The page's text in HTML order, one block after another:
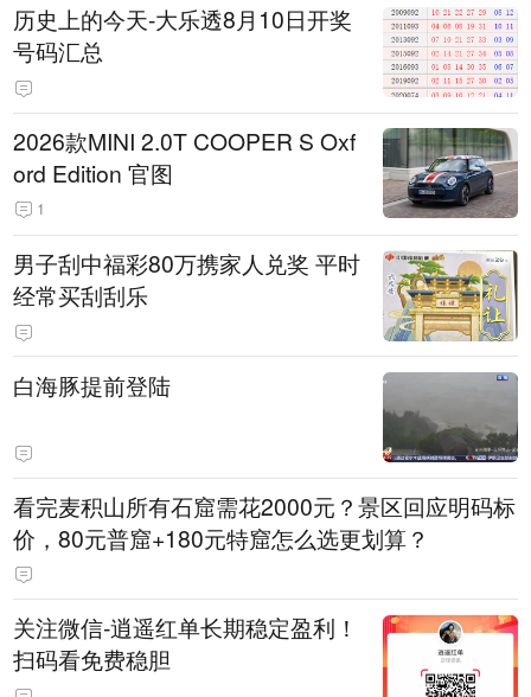
历史上的今天-大乐透8月10日开奖
号码汇总
2026款MINI 2.0T COOPER S Oxf
ord Edition 官图
1
男子刮中福彩80万携家人兑奖 平时
经常买刮刮乐
白海豚提前登陆
看完麦积山所有石窟需花2000元？景区回应明码标
价，80元普窟+180元特窟怎么选更划算？
关注微信-逍遥红单长期稳定盈利！
扫码看免费稳胆